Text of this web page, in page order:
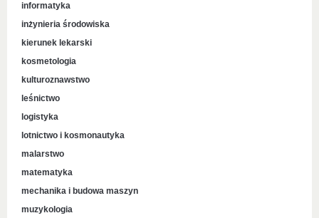
informatyka
inżynieria środowiska
kierunek lekarski
kosmetologia
kulturoznawstwo
leśnictwo
logistyka
lotnictwo i kosmonautyka
malarstwo
matematyka
mechanika i budowa maszyn
muzykologia